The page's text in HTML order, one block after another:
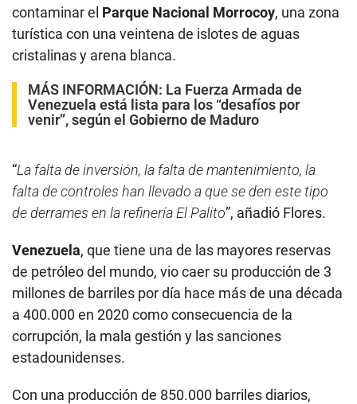
contaminar el Parque Nacional Morrocoy, una zona
turística con una veintena de islotes de aguas
cristalinas y arena blanca.
MÁS INFORMACIÓN: La Fuerza Armada de
Venezuela está lista para los “desafíos por
venir”, según el Gobierno de Maduro
“La falta de inversión, la falta de mantenimiento, la
falta de controles han llevado a que se den este tipo
de derrames en la refinería El Palito”, añadió Flores.
Venezuela, que tiene una de las mayores reservas
de petróleo del mundo, vio caer su producción de 3
millones de barriles por día hace más de una década
a 400.000 en 2020 como consecuencia de la
corrupción, la mala gestión y las sanciones
estadounidenses.
Con una producción de 850.000 barriles diarios,